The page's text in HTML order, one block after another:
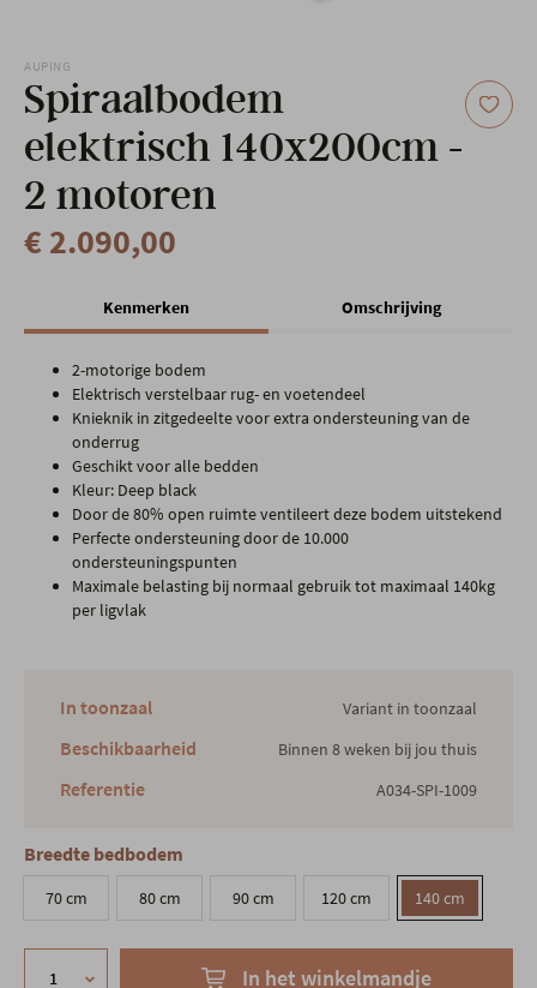
AUPING
Spiraalbodem
elektrisch 140x200cm -
2 motoren
€ 2.090,00
Kenmerken Omschrijving
2-motorige bodem
Elektrisch verstelbaar rug- en voetendeel
Knieknik in zitgedeelte voor extra ondersteuning van de
onderrug
Geschikt voor alle bedden
Kleur: Deep black
Door de 80% open ruimte ventileert deze bodem uitstekend
Perfecte ondersteuning door de 10.000
ondersteuningspunten
Maximale belasting bij normaal gebruik tot maximaal 140kg
per ligvlak
In toonzaal Variant in toonzaal
Beschikbaarheid Binnen 8 weken bij jou thuis
Referentie A034-SPI-1009
Breedte bedbodem
70 cm 80 cm 90 cm 120 cm 140 cm
In het winkelmandje